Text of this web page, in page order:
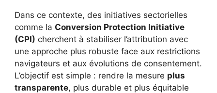
Dans ce contexte, des initiatives sectorielles
comme la Conversion Protection Initiative
(CPI) cherchent à stabiliser l’attribution avec
une approche plus robuste face aux restrictions
navigateurs et aux évolutions de consentement.
L’objectif est simple : rendre la mesure plus
transparente, plus durable et plus équitable